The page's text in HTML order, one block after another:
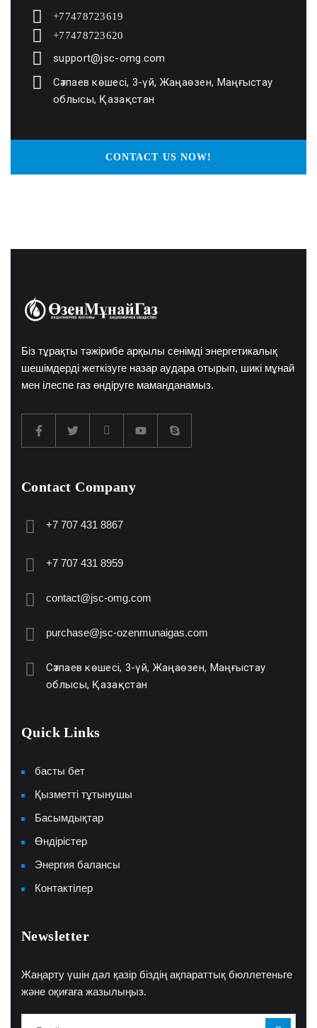
+77478723619
+77478723620
support@jsc-omg.com
Сәтпаев көшесі, 3-үй, Жаңаөзен, Маңғыстау
облысы, Қазақстан
CONTACT US NOW!
Біз тұрақты тәжірибе арқылы сенімді энергетикалық
шешімдерді жеткізуге назар аудара отырып, шикі мұнай
мен ілеспе газ өндіруге маманданамыз.
Contact Company
+7 707 431 8867
+7 707 431 8959
contact@jsc-omg.com
purchase@jsc-ozenmunaigas.com
Сәтпаев көшесі, 3-үй, Жаңаөзен, Маңғыстау
облысы, Қазақстан
Quick Links
басты бет
Қызметті тұтынушы
Басымдықтар
Өндірістер
Энергия балансы
Контактілер
Newsletter
Жаңарту үшін дәл қазір біздің ақпараттық бюллетеньге
және оқиғаға жазылыңыз.